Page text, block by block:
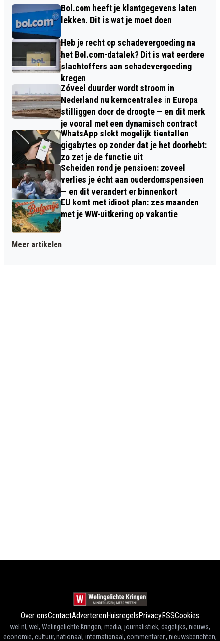
Bol.com heeft je klantgegevens laten
lekken. Dit is wat je moet doen
Heb je recht op schadevergoeding na
het Bol.com-datalek? Dit is wat eerdere
slachtoffers aan schadevergoeding
kregen
Zóveel duurder wordt stroom in
Nederland nu kerncentrales in Europa
stilliggen door de droogte — en dit merk
je vooral met een dynamisch contract
WhatsApp slokt mogelijk tientallen
gigabytes op zonder dat je het doorhebt:
zo zet je de functie uit
Scheiden rond je pensioen: zoveel
verlies je écht aan ouderdomspensioen
— en dit verandert er binnenkort
EU komt met idioot plan: zes maanden
met je WW-uitkering op vakantie
Meer artikelen
Over onsContactAdverterenHuisregelsPrivacyRSSCookies
wel.nl, wel, Welingelichte Kringen, media, journalistiek, dagelijks, nieuws,
economie, cultuur, nationaal, internationaal, commentaren, nieuwsberichten,